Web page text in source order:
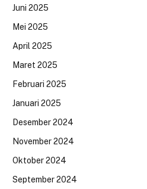
Juni 2025
Mei 2025
April 2025
Maret 2025
Februari 2025
Januari 2025
Desember 2024
November 2024
Oktober 2024
September 2024